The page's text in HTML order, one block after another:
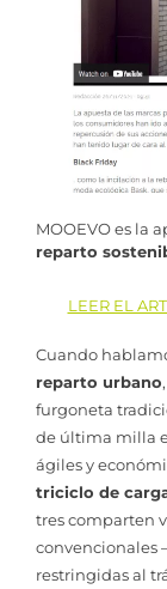
MOOEVO es la
reparto
LEER EL
Cuando
reparto urbano
furgoneta
de última milla
ágiles y
triciclo de
tres comparten
convencionales
restringidas al